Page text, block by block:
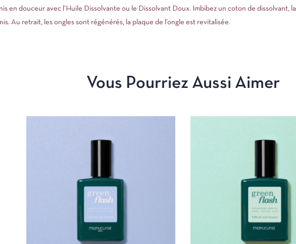
en douceur avec l’Huile Dissolvante ou le Dissolvant Doux. Imbibez un coton de dissolvant,
Au retrait, les ongles sont régénérés, la plaque de l’ongle est revitalisée.
Vous Pourriez Aussi Aimer